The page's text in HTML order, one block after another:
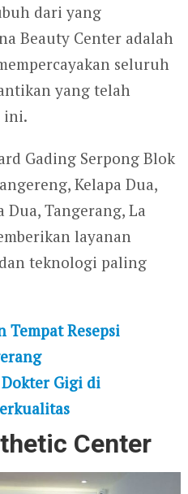
dari yang
Beauty Center adalah
seluruh
yang telah
ini.
Gading Serpong Blok
Kelapa Dua,
Dua, Tangerang, La
layanan
teknologi paling
Tempat Resepsi
Gigi di
Center